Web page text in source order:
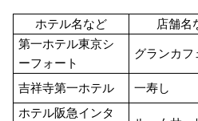
ホテル名など
店舗名
第一ホテル東京シ
ーフォート
グランカフ
吉祥寺第一ホテル
一寿し
ホテル阪急インタ